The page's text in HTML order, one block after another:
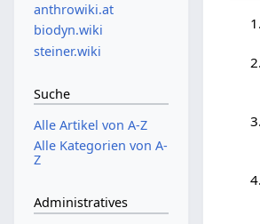
anthrowiki.at
biodyn.wiki
steiner.wiki
Suche
Alle Artikel von A-Z
Alle Kategorien von A-
Z
Administratives